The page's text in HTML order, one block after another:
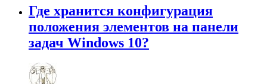
Где хранится конфигурация
положения элементов на панели
задач Windows 10?